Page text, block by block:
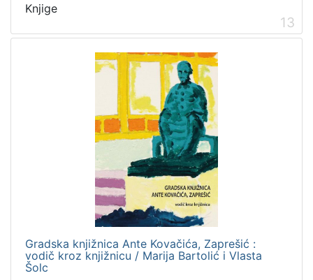
Knjige
13
Gradska knjižnica Ante Kovačića, Zaprešić :
vodič kroz knjižnicu / Marija Bartolić i Vlasta
Šolc